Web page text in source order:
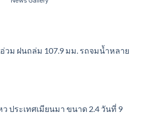
ม ฝนถล่ม 107.9 มม. รถจมน้ำหลาย
ประเทศเมียนมา ขนาด 2.4 วันที่ 9